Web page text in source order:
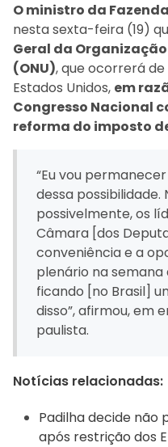
O ministro da
nesta sexta-feira (19)
Geral da
(ONU), que ocorrerá
Estados Unidos, em
Congresso Nacional
reforma do imposto
“Eu vou
dessa possibilidade.
possivelmente, os
Câmara [dos
conveniência e a
plenário na semana
ficando [no Brasil]
disso”, afirmou, em
paulista.
Notícias relacionadas:
Padilha decide não
após restrição dos